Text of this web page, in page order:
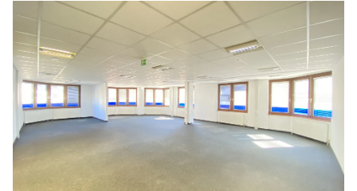
link to page Wunderbar helle und günstige Büroräume